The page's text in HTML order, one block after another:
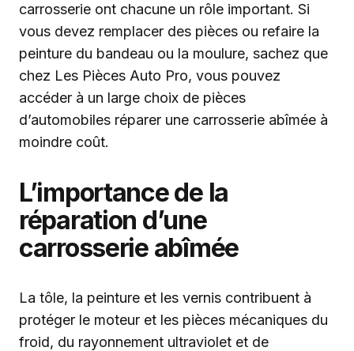
carrosserie ont chacune un rôle important. Si
vous devez remplacer des pièces ou refaire la
peinture du bandeau ou la moulure, sachez que
chez Les Pièces Auto Pro, vous pouvez
accéder à un large choix de pièces
d’automobiles réparer une carrosserie abîmée à
moindre coût.
L’importance de la
réparation d’une
carrosserie abîmée
La tôle, la peinture et les vernis contribuent à
protéger le moteur et les pièces mécaniques du
froid, du rayonnement ultraviolet et de